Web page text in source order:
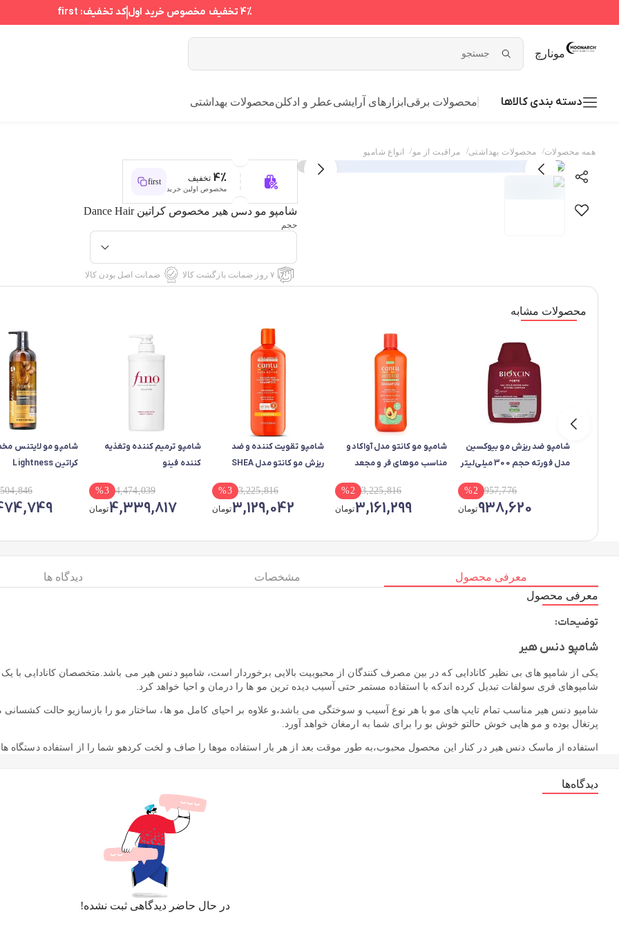
4% تخفیف مخصوص خرید اولکد تخفیف: first
مونارچ
دسته بندی کالاها محصولات برقی ابزارهای آرایشیعطر و ادکلنمحصولات بهداشتی
همه محصولات/ محصولات بهداشتی/ مراقبت از مو/ انواع شامپو
4% تخفیف
مخصوص اولین خرید
first
شامپو مو دنس هیر مخصوص کراتین Dance Hair
حجم
۷ روز ضمانت بازگشت کالا ضمانت اصل بودن کالا
محصولات مشابه
شامپو ضد ریزش مو بیوکسین
مدل فورته حجم 300 میلی‌لیتر
957,776
%2
938,620تومان
شامپو مو کانتو مدل آواکادو
مناسب موهای فر و مجعد
3,225,816
%2
3,161,299تومان
شامپو تقویت کننده و ضد
ریزش مو کانتو مدل SHEA
موهای مجعد و فر حجم
3,225,816
%3
3,129,042تومان
شامپو ترمیم کننده وتغذیه
کننده فینو
4,474,039
%3
4,339,817تومان
شامپو مو لایتنس
کراتین Lightness
معرفی محصول مشخصات
دیدگاه ها
معرفی محصول
توضیحات:
شامپو دنس هیر
یکی از شامپو های بی نظیر کانادایی که در بین مصرف کنندگان از محبوبیت بالایی برخوردار است، شامپو دنس هیر می باشد.متخصصان کانادایی با
شامپوهای فری سولفات تبدیل کرده اندکه با استفاده مستمر حتی آسیب دیده ترین مو ها را درمان و احیا خواهد کرد.
شامپو دنس هیر مناسب تمام تایپ های مو با هر نوع آسیب و سوختگی می باشد،و علاوه بر احیای کامل مو ها، ساختار مو را بازسازیو حالت
پرتغال بوده و مو هایی خوش حالتو خوش بو را برای شما به ارمغان خواهد آورد.
استفاده از ماسک دنس هیر در کنار این محصول محبوب،به طور موقت بعد از هر بار استفاده موها را صاف و لخت کردهو شما را از استفاده دستگاه
شامپو دنس هیر به دلیل عدم وجود سولفات در ترکیباتش،بعد از انجام هر نوع تراپی (کراتین، بوتاکس، پروتیین،و یتامین و …)قابل استفاده می باشد
دیدگاه‌ها
در حال حاضر دیدگاهی ثبت نشده!